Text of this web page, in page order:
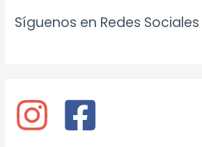
Síguenos en Redes Sociales